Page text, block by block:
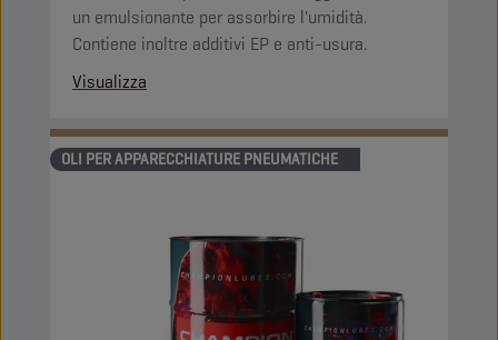
un emulsionante per assorbire l'umidità.
Contiene inoltre additivi EP e anti-usura.
Visualizza
OLI PER APPARECCHIATURE PNEUMATICHE